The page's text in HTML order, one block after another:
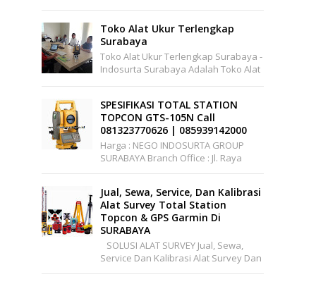
Geodet...
Toko Alat Ukur Terlengkap
Surabaya
Toko Alat Ukur Terlengkap Surabaya -
Indosurta Surabaya Adalah Toko Alat
SPESIFIKASI TOTAL STATION
TOPCON GTS-105N Call
081323770626 | 085939142000
Harga : NEGO INDOSURTA GROUP
SURABAYA Branch Office : Jl. Raya
A.YANI, Griya Permata Gedangan
Jual, Sewa, Service, Dan Kalibrasi
Alat Survey Total Station
Topcon & GPS Garmin Di
SURABAYA
SOLUSI ALAT SURVEY Jual, Sewa,
Service Dan Kalibrasi Alat Survey Dan
Pemetaan Support Wilayah Seluruh